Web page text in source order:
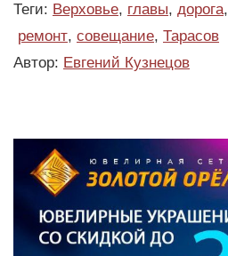
Теги: Верховье, главы, дорога,
ремонт, совещание, Тарасов
Автор: Евгений Кузнецов